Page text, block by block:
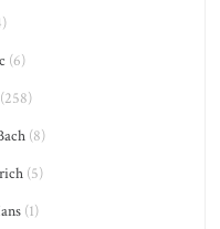
(6)
(8)
(5)
(1)